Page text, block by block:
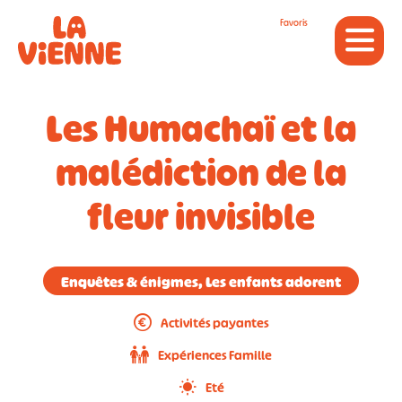
Favoris
Les Humachaï et la
malédiction de la
fleur invisible
Enquêtes & énigmes, Les enfants adorent
Activités payantes
Expériences Famille
Eté